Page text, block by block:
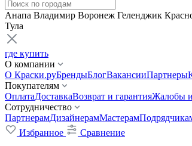
Анапа Владимир Воронеж Геленджик
Тула
где купить
О компании
О Краски.руБрендыБлогВакансииПартнеры
Покупателям
ОплатаДоставкаВозврат и гарантияЖалобы
Сотрудничество
ПартнерамДизайнерамМастерам
Избранное
Сравнение